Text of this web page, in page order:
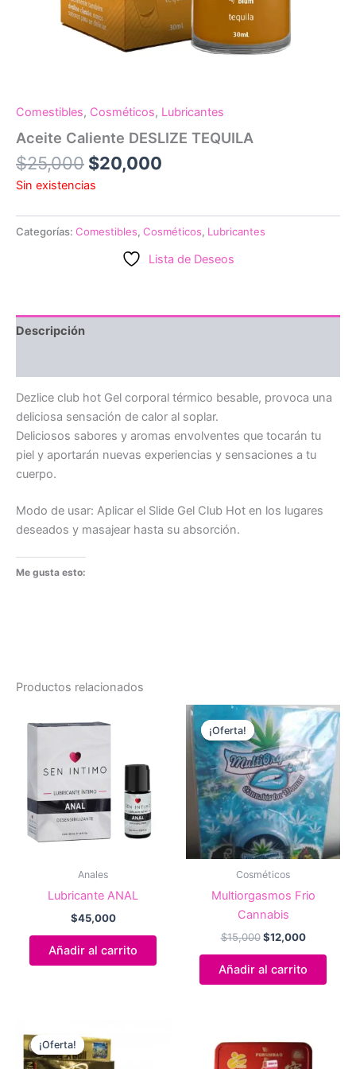
Comestibles, Cosméticos, Lubricantes
Aceite Caliente DESLIZE TEQUILA
$25,000 El
precio
era:
$25,000.
$20,000
es:
$20,000.
Sin existencias
Categorías: Comestibles, Cosméticos, Lubricantes
Lista de Deseos
Descripción
Dezlice club hot Gel corporal térmico besable, provoca una
deliciosa sensación de calor al soplar.
Deliciosos sabores y aromas envolventes que tocarán tu
piel y aportarán nuevas experiencias y sensaciones a tu
cuerpo.
Modo de usar: Aplicar el Slide Gel Club Hot en los lugares
deseados y masajear hasta su absorción.
Me gusta esto:
Productos relacionados
Anales
Lubricante ANAL
$45,000
Añadir al carrito
¡Oferta!
¡Oferta!
Cosméticos
Multiorgasmos Frio
Cannabis
$15,000 El
original
era:
$12,000El
es:
Añadir al carrito
¡Oferta!
¡Oferta!